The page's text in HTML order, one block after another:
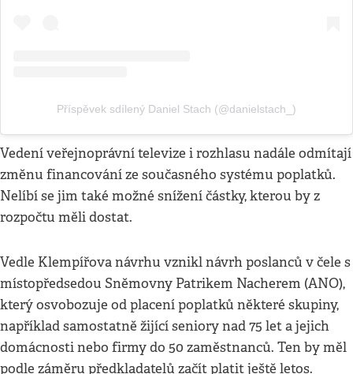
Příspěvek sdílený Daniel Stach (@danielstach_)
Vedení veřejnoprávní televize i rozhlasu nadále odmítají
změnu financování ze současného systému poplatků.
Nelíbí se jim také možné snížení částky, kterou by z
rozpočtu měli dostat.
Vedle Klempířova návrhu vznikl návrh poslanců v čele s
místopředsedou Sněmovny Patrikem Nacherem (ANO),
který osvobozuje od placení poplatků některé skupiny,
například samostatně žijící seniory nad 75 let a jejich
domácnosti nebo firmy do 50 zaměstnanců. Ten by měl
podle záměru předkladatelů začít platit ještě letos.